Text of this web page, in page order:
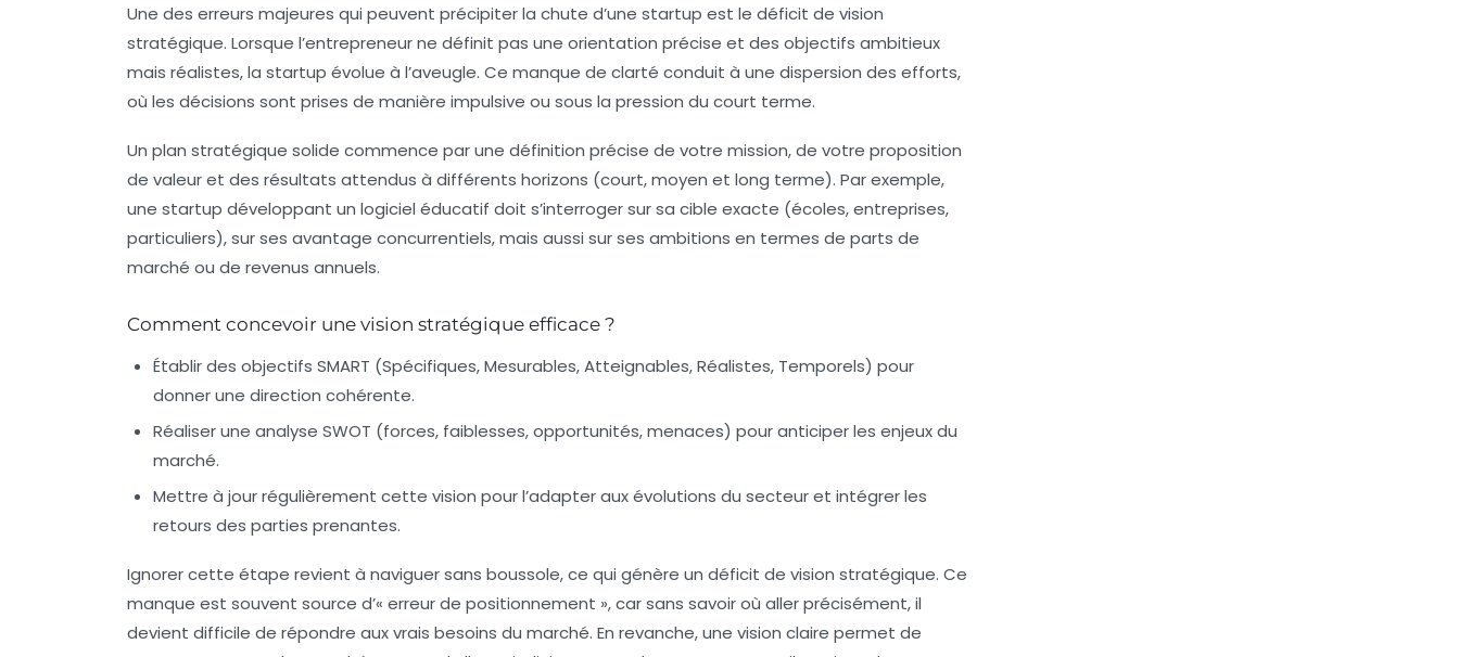
Une des erreurs majeures qui peuvent précipiter la chute d’une startup est le déficit de vision
stratégique. Lorsque l’entrepreneur ne définit pas une orientation précise et des objectifs ambitieux
mais réalistes, la startup évolue à l’aveugle. Ce manque de clarté conduit à une dispersion des efforts,
où les décisions sont prises de manière impulsive ou sous la pression du court terme.
Un plan stratégique solide commence par une définition précise de votre mission, de votre proposition
de valeur et des résultats attendus à différents horizons (court, moyen et long terme). Par exemple,
une startup développant un logiciel éducatif doit s’interroger sur sa cible exacte (écoles, entreprises,
particuliers), sur ses avantage concurrentiels, mais aussi sur ses ambitions en termes de parts de
marché ou de revenus annuels.
Comment concevoir une vision stratégique efficace ?
Établir des objectifs SMART (Spécifiques, Mesurables, Atteignables, Réalistes, Temporels) pour
donner une direction cohérente.
Réaliser une analyse SWOT (forces, faiblesses, opportunités, menaces) pour anticiper les enjeux du
marché.
Mettre à jour régulièrement cette vision pour l’adapter aux évolutions du secteur et intégrer les
retours des parties prenantes.
Ignorer cette étape revient à naviguer sans boussole, ce qui génère un déficit de vision stratégique. Ce
manque est souvent source d’« erreur de positionnement », car sans savoir où aller précisément, il
devient difficile de répondre aux vrais besoins du marché. En revanche, une vision claire permet de